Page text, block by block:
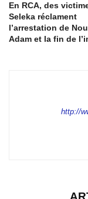
En RCA, des
Seleka réclament
l’arrestation de
Adam et la fin de
http://